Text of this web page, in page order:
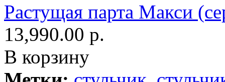
Растущая парта Макси
13,990.00 р.
В корзину